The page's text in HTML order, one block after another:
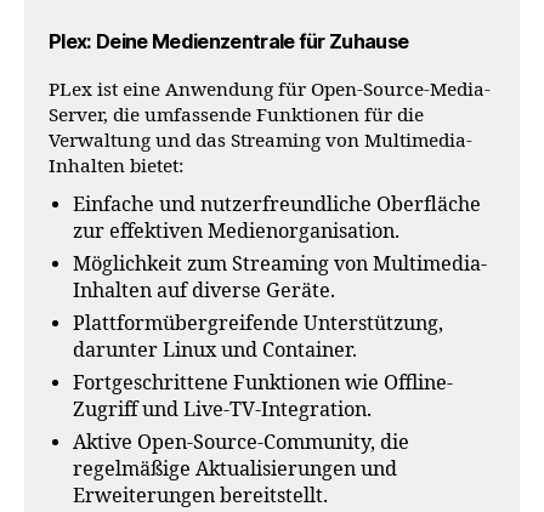
Plex: Deine Medienzentrale für Zuhause
PLex ist eine Anwendung für Open-Source-Media-
Server, die umfassende Funktionen für die
Verwaltung und das Streaming von Multimedia-
Inhalten bietet:
Einfache und nutzerfreundliche Oberfläche
zur effektiven Medienorganisation.
Möglichkeit zum Streaming von Multimedia-
Inhalten auf diverse Geräte.
Plattformübergreifende Unterstützung,
darunter Linux und Container.
Fortgeschrittene Funktionen wie Offline-
Zugriff und Live-TV-Integration.
Aktive Open-Source-Community, die
regelmäßige Aktualisierungen und
Erweiterungen bereitstellt.